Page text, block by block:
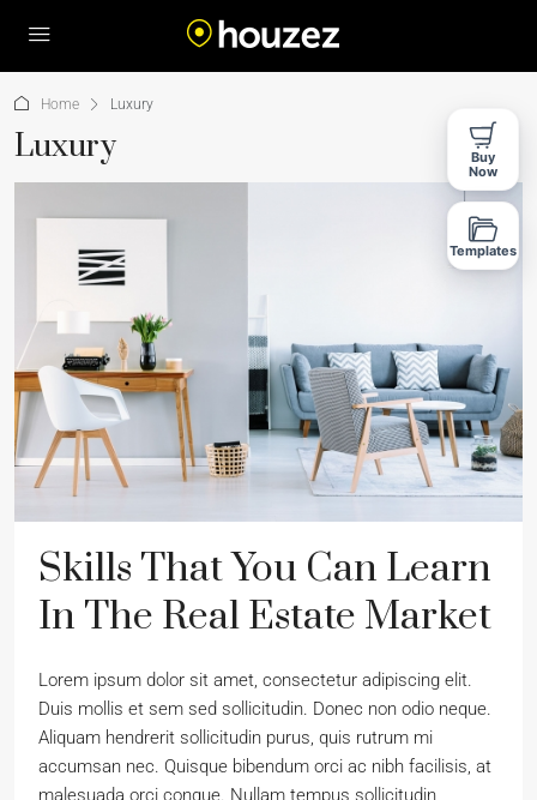
Home Luxury
Luxury
Skills That You Can Learn
In The Real Estate Market
Lorem ipsum dolor sit amet, consectetur adipiscing elit.
Duis mollis et sem sed sollicitudin. Donec non odio neque.
Aliquam hendrerit sollicitudin purus, quis rutrum mi
accumsan nec. Quisque bibendum orci ac nibh facilisis, at
malesuada orci congue. Nullam tempus sollicitudin
Buy
Now
Templates